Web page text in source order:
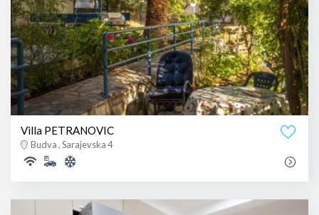
Villa PETRANOVIC
Budva , Sarajevska 4